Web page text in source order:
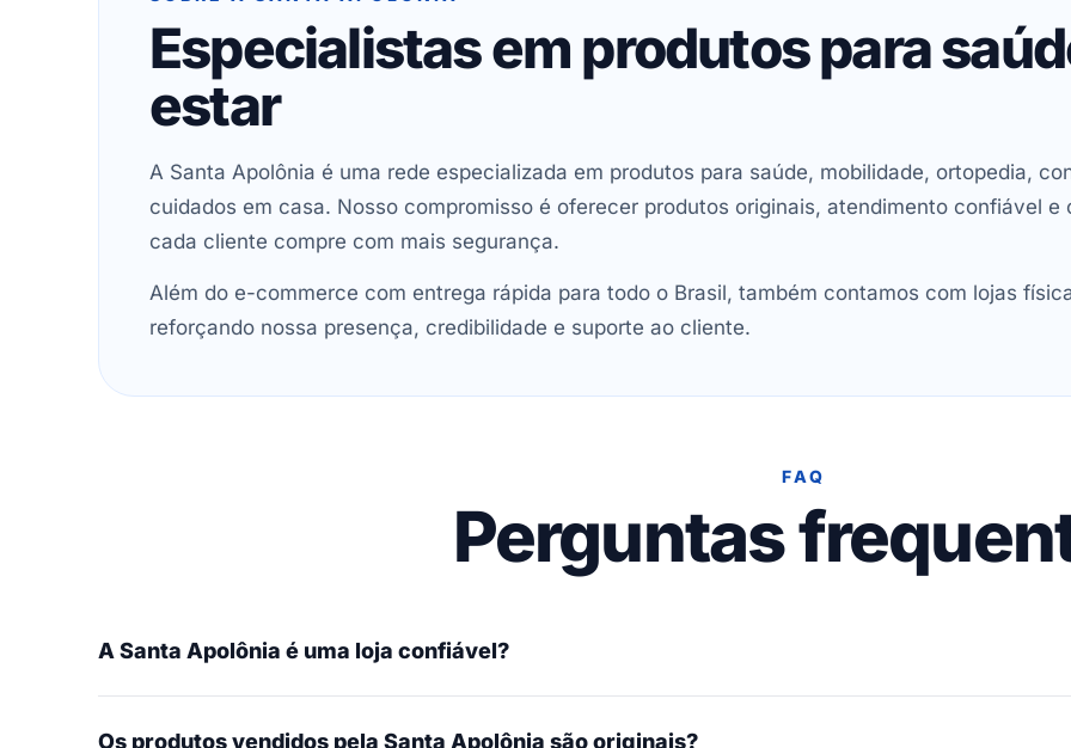
Especialistas em produtos para
estar
A Santa Apolônia é uma rede especializada em produtos para saúde, mobilidade, ortopedia,
cuidados em casa. Nosso compromisso é oferecer produtos originais, atendimento confiável e
cada cliente compre com mais segurança.
Além do e-commerce com entrega rápida para todo o Brasil, também contamos com lojas
reforçando nossa presença, credibilidade e suporte ao cliente.
FAQ
Perguntas
A Santa Apolônia é uma loja confiável?
Os produtos vendidos pela Santa Apolônia são originais?